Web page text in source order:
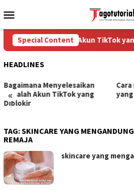
to
Menu
Special Content
Cara Mengatasi Akun TikTok
HEADLINES
«
Bagaimana Menyelesaikan
Masalah Akun TikTok yang
Diblokir
TAG:SKINCARE YANG
REMAJA
skincare yang